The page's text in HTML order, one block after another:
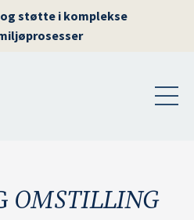
støtte i komplekse
OMSTILLING